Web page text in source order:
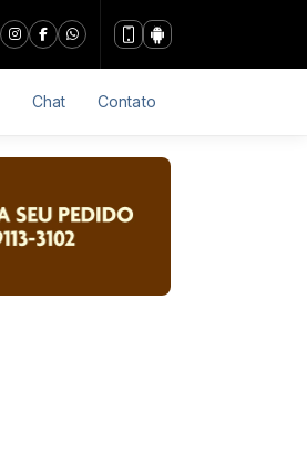
Chat Contato